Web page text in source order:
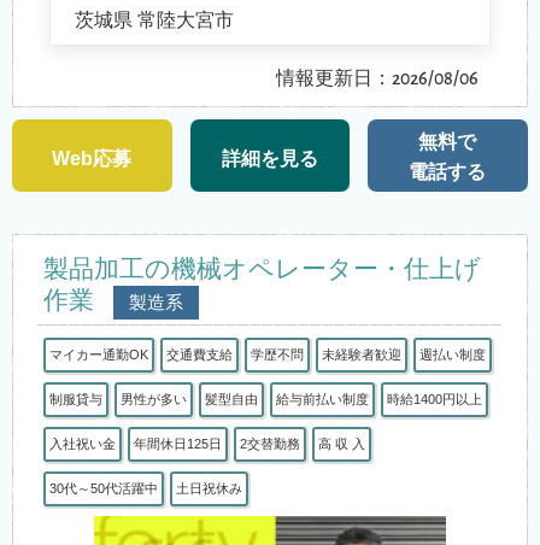
茨城県 常陸大宮市
情報更新日：2026/08/06
Web応募 詳細を見る
無料で
電話する
製品加工の機械オペレーター・仕上げ
作業
製造系
マイカー通勤OK 交通費支給 学歴不問 未経験者歓迎 週払い制度
制服貸与 男性が多い 髪型自由 給与前払い制度 時給1400円以上
入社祝い金 年間休日125日 2交替勤務 高 収 入
30代～50代活躍中 土日祝休み